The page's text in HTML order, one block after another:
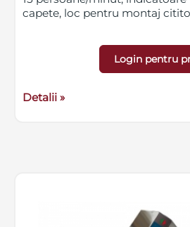
capete, loc pentru montaj
Login pentru
Detalii »